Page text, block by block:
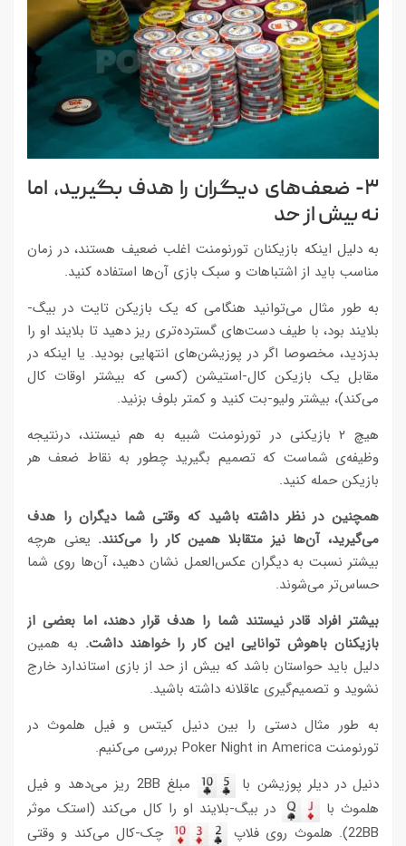
۳- ضعف‌های دیگران را هدف بگیرید، اما
نه بیش از حد
به دلیل اینکه بازیکنان تورنومنت اغلب ضعیف هستند، در زمان
مناسب باید از اشتباهات و سبک بازی آن‌ها استفاده کنید.
به طور مثال می‌توانید هنگامی که یک بازیکن تایت در بیگ-
بلایند بود، با طیف دست‌های گسترده‌تری ریز دهید تا بلایند او را
بدزدید، مخصوصا اگر در پوزیشن‌های انتهایی بودید. یا اینکه در
مقابل یک بازیکن کال-استیشن (کسی که بیشتر اوقات کال
می‌کند)، بیشتر ولیو-بت کنید و کمتر بلوف بزنید.
هیچ ۲ بازیکنی در تورنومنت شبیه به هم نیستند، درنتیجه
وظیفه‌ی شماست که تصمیم بگیرید چطور به نقاط ضعف هر
بازیکن حمله کنید.
همچنین در نظر داشته باشید که وقتی شما دیگران را هدف
می‌گیرید، آن‌ها نیز متقابلا همین کار را می‌کنند. یعنی هرچه
بیشتر نسبت به دیگران عکس‌العمل نشان دهید، آن‌ها روی شما
حساس‌تر می‌شوند.
بیشتر افراد قادر نیستند شما را هدف قرار دهند، اما بعضی از
بازیکنان باهوش توانایی این کار را خواهند داشت. به همین
دلیل باید حواستان باشد که بیش از حد از بازی استاندارد خارج
نشوید و تصمیم‌گیری عاقلانه داشته باشید.
به طور مثال دستی را بین دنیل کیتس و فیل هلموث در
تورنومنت Poker Night in America بررسی می‌کنیم.
دنیل در دیلر پوزیشن با
مبلغ 2BB ریز می‌دهد و فیل
هلموث با
در بیگ-بلایند او را کال می‌کند (استک موثر
22BB). هلموث روی فلاپ
چک-کال می‌کند و وقتی